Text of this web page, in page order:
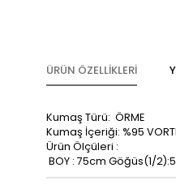
ÜRÜN ÖZELLIKLERI
Kumaş Türü: ÖRME
Kumaş İçeriği: %95
Ürün Ölçüleri :
BOY : 75cm Göğüs(1/